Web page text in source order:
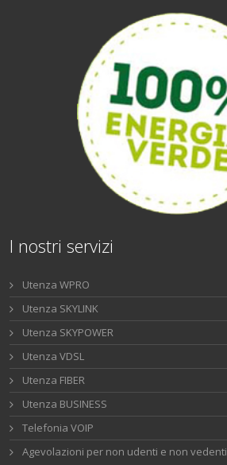
I nostri servizi
Utenza WPRO
Utenza SKYLINK
Utenza SKYPOWER
Utenza VDSL
Utenza FIBER
Utenza BUSINESS
Telefonia VOIP
Agevolazioni per non udenti e non vedenti